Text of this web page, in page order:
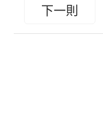
下一則